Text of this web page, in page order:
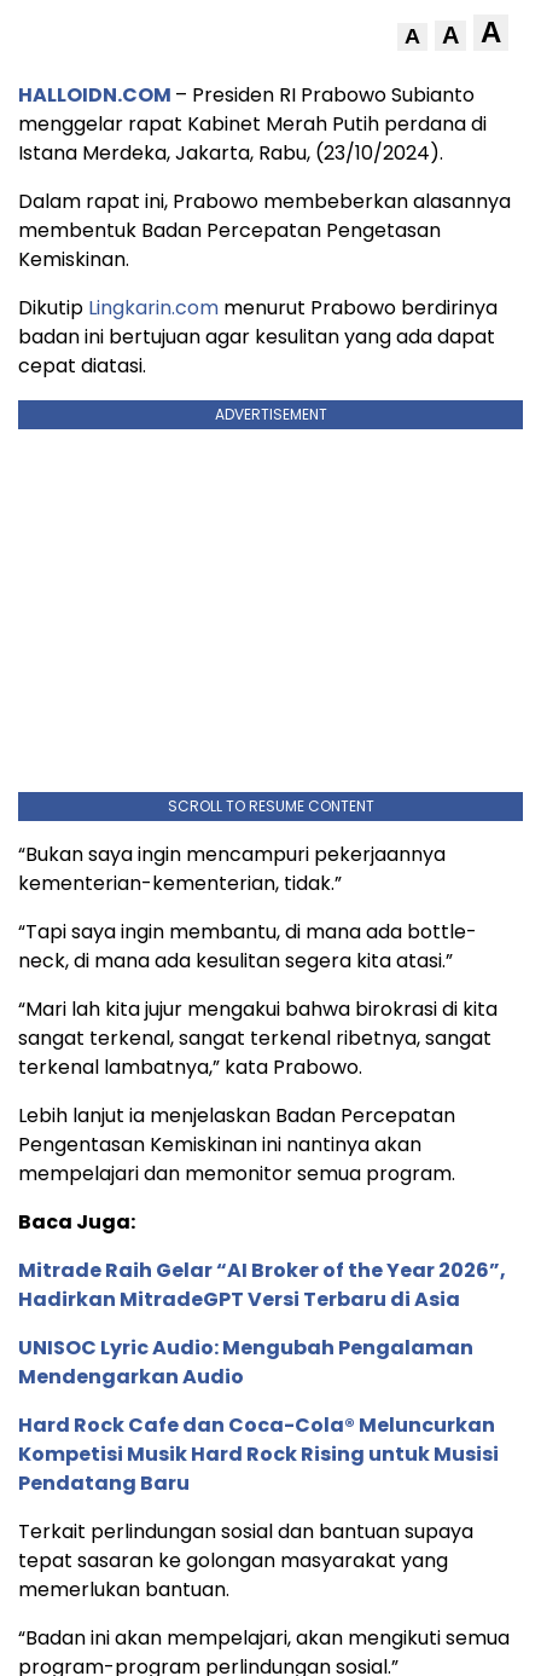
A A A
HALLOIDN.COM – Presiden RI Prabowo Subianto
menggelar rapat Kabinet Merah Putih perdana di
Istana Merdeka, Jakarta, Rabu, (23/10/2024).
Dalam rapat ini, Prabowo membeberkan alasannya
membentuk Badan Percepatan Pengetasan
Kemiskinan.
Dikutip Lingkarin.com menurut Prabowo berdirinya
badan ini bertujuan agar kesulitan yang ada dapat
cepat diatasi.
ADVERTISEMENT
SCROLL TO RESUME CONTENT
“Bukan saya ingin mencampuri pekerjaannya
kementerian-kementerian, tidak.”
“Tapi saya ingin membantu, di mana ada bottle-
neck, di mana ada kesulitan segera kita atasi.”
“Mari lah kita jujur mengakui bahwa birokrasi di kita
sangat terkenal, sangat terkenal ribetnya, sangat
terkenal lambatnya,” kata Prabowo.
Lebih lanjut ia menjelaskan Badan Percepatan
Pengentasan Kemiskinan ini nantinya akan
mempelajari dan memonitor semua program.
Baca Juga:
Mitrade Raih Gelar “AI Broker of the Year 2026”,
Hadirkan MitradeGPT Versi Terbaru di Asia
UNISOC Lyric Audio: Mengubah Pengalaman
Mendengarkan Audio
Hard Rock Cafe dan Coca-Cola® Meluncurkan
Kompetisi Musik Hard Rock Rising untuk Musisi
Pendatang Baru
Terkait perlindungan sosial dan bantuan supaya
tepat sasaran ke golongan masyarakat yang
memerlukan bantuan.
“Badan ini akan mempelajari, akan mengikuti semua
program-program perlindungan sosial.”